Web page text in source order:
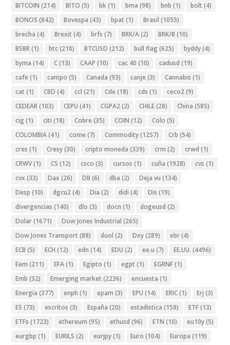
BITCOIN (214) BITO (5) bk(1) bma (98) bnb (1) bolt (4)
BONOS (842) Bovespa (43) bpat (1) Brasil (1055)
brecha (4) Brexit (4) brfs (7) BRK/A(2) BRK/B (10)
BSBR(1) btc(210) BTCUSD (212) bull flag (625) byddy(4)
byma (14) C(13) CAAP (10) cac 40 (10) cadusd (19)
cafe (1) campo (5) Canada (93) canje (3) Cannabis (1)
cat (1) CBD (4) ccl (21) Cde (18) cds (1) ceco2(9)
CEDEAR(103) CEPU (41) CGPA2(2) CHILE(28) China (585)
cig (1) citi (18) Cobre (35) COIN (12) Colo (5)
COLOMBIA(41) come (7) Commodity(1257) Crb (54)
cres (1) Cresy(30) cripto moneda (339) crm (2) crwd (1)
CRWV(1) CS (12) csco (3) cursos (1) cuña (1928) cvs (1)
cvx (33) Dax (26) DB (6) dba (2) Deja vu (134)
Desp (10) dgcu2(4) Dia (2) didi (4) Dis (19)
divergencias (140) dlo (3) docn (1) dogeusd (2)
Dolar(1671) Dow Jones Industrial (265)
Dow Jones Transport (88) duol (2) Dxy(289) ebr(4)
ECB (5) ECH (12) edn (14) EDU (2) ee.u (7) EE.UU. (4496)
Eem (211) EFA(1) Egipto (1) egpt (1) EGRNF(1)
Emb (32) Emerging market (2236) encuesta (1)
Energia (377) enph (1) epam (3) EPU (14) ERIC(1) Erj (3)
ES (73) escritos (3) España (20) estadistica (158) ETF(13)
ETFs (1723) ethereum (95) ethusd (96) ETN (10) eu10y(5)
eurgbp (1) EURILS (2) eurjpy(1) Euro (104) Europa (119)